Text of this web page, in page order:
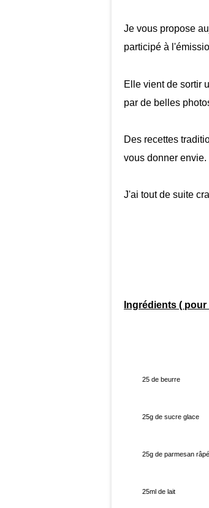
Je vous propose
participé à
Elle vient de sortir
par de belles
Des recettes
vous donner envie.
J'ai tout de suite
Ingrédients (
25 de beurre
25g de sucre glace
25g de parmesan râpé
25ml de lait